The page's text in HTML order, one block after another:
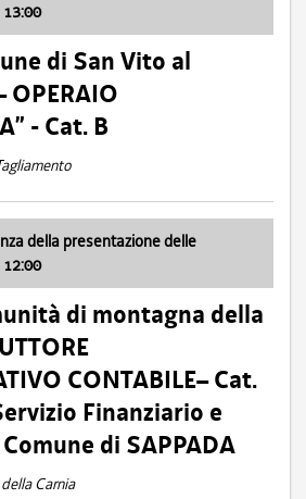
di San Vito al
OPERAIO
- Cat. B
della presentazione delle
di montagna della
CONTABILE– Cat.
Finanziario e
di SAPPADA
Carnia